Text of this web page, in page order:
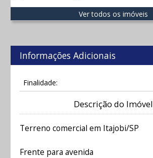
Ver todos os imóveis
Informações Adicionais
Finalidade:
Descrição do Imóvel
Terreno comercial em Itajobi/SP
Frente para avenida